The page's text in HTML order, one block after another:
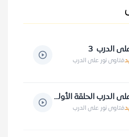
الدرب 3
فتاوى نور على الدرب
فتاوى نور على الدرب الحلقة الأولى
فتاوى نور على الدرب